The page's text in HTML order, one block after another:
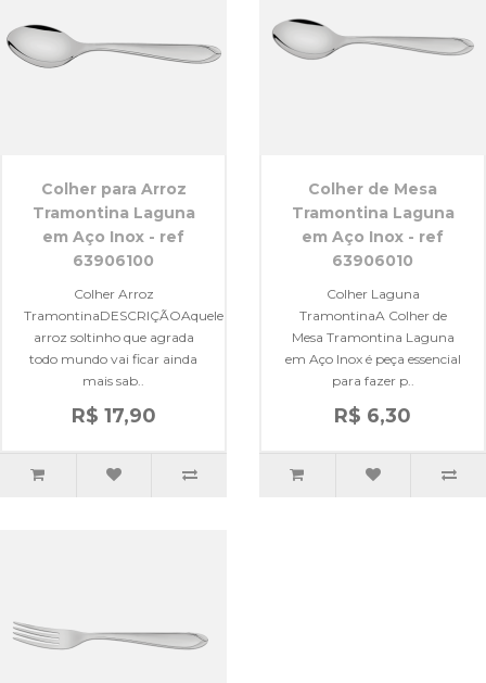
Colher para Arroz
Tramontina Laguna
em Aço Inox - ref
63906100
Colher Arroz
TramontinaDESCRIÇÃOAquele
arroz soltinho que agrada
todo mundo vai ficar ainda
mais sab..
R$ 17,90
Colher de Mesa
Tramontina Laguna
em Aço Inox - ref
63906010
Colher Laguna
TramontinaA Colher de
Mesa Tramontina Laguna
em Aço Inox é peça essencial
para fazer p..
R$ 6,30